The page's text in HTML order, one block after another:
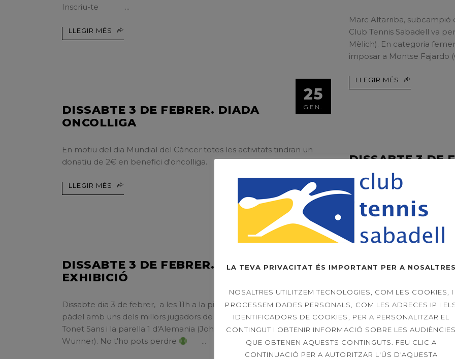
Inscriu-te
LLEGIR MÉS
Marc Altarriba, subcampió
Club Tennis Sabadell va
Mèlich). En categoria
imposar a Montse
LLEGIR MÉS
25
GEN.
DISSABTE 3 DE FEBRER. DIADA
ONCOLLIGA
En motiu del dia Mundial del Càncer totes les activitats tindran un
donatiu de 2€ en benefici d'oncolliga.
LLEGIR MÉS
DISSABTE 3 DE
Dissabte dia 3 de febrer,
els tickets al
25
GEN.
DISSABTE 3 DE FEBRER. PARTIT
EXHIBICIÓ
Dissabte dia 3 de febrer, a les 11h a la pista 1, PARTIT EXHIBICIÓ de
pàdel amb uns dels millors jugadors de WPT i Catalunya Toni Bueno,
Tonet Sans i la parella 1 d'Alemania (Johannes Lindmayer i Matthias
Wunner). No t'ho pots perdre
ACORD
SABADELL
LA TEVA PRIVACITAT ÉS IMPORTANT PER A NOSALTRES
NOSALTRES UTILITZEM TECNOLOGIES, COM LES COOKIES, I
PROCESSEM DADES PERSONALS, COM LES ADRECES IP I
IDENTIFICADORS DE COOKIES, PER A PERSONALITZAR EL
CONTINGUT I OBTENIR INFORMACIÓ SOBRE LES AUDIÈNCIES
QUE OBTENEN AQUESTS CONTINGUTS. FEU CLIC A
CONTINUACIÓ PER A AUTORITZAR L'ÚS D'AQUESTA